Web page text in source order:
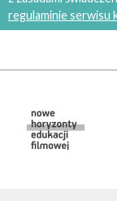
regulaminie serwisu